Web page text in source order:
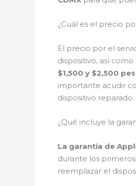
¿Cuál es el precio
El precio por el
dispositivo, así
$1,500 y $2,500
importante acudir
dispositivo reparado.
¿Qué incluye la
La garantía de
durante los
reemplazar el